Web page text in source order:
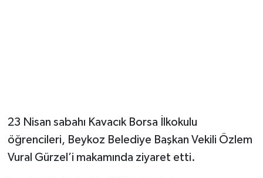
23 Nisan sabahı Kavacık Borsa İlkokulu
öğrencileri, Beykoz Belediye Başkan Vekili Özlem
Vural Gürzel’i makamında ziyaret etti.